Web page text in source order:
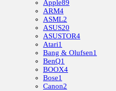
Apple89
ARM4
ASML2
ASUS20
ASUSTOR4
Atari1
Bang & Olufsen1
BenQ1
BOOX4
Bose1
Canon2